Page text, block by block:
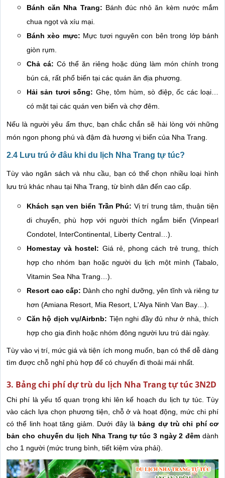
Bánh căn Nha Trang: Bánh đúc nhỏ ăn kèm nước mắm
chua ngọt và xíu mại.
Bánh xèo mực: Mực tươi nguyên con bên trong lớp bánh
giòn rụm.
Chả cá: Có thể ăn riêng hoặc dùng làm món chính trong
bún cá, rất phổ biến tại các quán ăn địa phương.
Hải sản tươi sống: Ghẹ, tôm hùm, sò điệp, ốc các loại…
có mặt tại các quán ven biển và chợ đêm.
Nếu là người yêu ẩm thực, bạn chắc chắn sẽ hài lòng với những
món ngon phong phú và đậm đà hương vị biển của Nha Trang.
2.4 Lưu trú ở đâu khi du lịch Nha Trang tự túc?
Tùy vào ngân sách và nhu cầu, bạn có thể chọn nhiều loại hình
lưu trú khác nhau tại Nha Trang, từ bình dân đến cao cấp.
Khách sạn ven biển Trần Phú: Vị trí trung tâm, thuận tiện
di chuyển, phù hợp với người thích ngắm biển (Vinpearl
Condotel, InterContinental, Liberty Central…).
Homestay và hostel: Giá rẻ, phong cách trẻ trung, thích
hợp cho nhóm bạn hoặc người du lịch một mình (Tabalo,
Vitamin Sea Nha Trang…).
Resort cao cấp: Dành cho nghỉ dưỡng, yên tĩnh và riêng tư
hơn (Amiana Resort, Mia Resort, L'Alya Ninh Van Bay…).
Căn hộ dịch vụ/Airbnb: Tiện nghi đầy đủ như ở nhà, thích
hợp cho gia đình hoặc nhóm đông người lưu trú dài ngày.
Tùy vào vị trí, mức giá và tiện ích mong muốn, bạn có thể dễ dàng
tìm được chỗ nghỉ phù hợp để có chuyến đi thoải mái nhất.
3. Bảng chi phí dự trù du lịch Nha Trang tự túc 3N2D
Chi phí là yếu tố quan trọng khi lên kế hoạch du lịch tự túc. Tùy
vào cách lựa chọn phương tiện, chỗ ở và hoạt động, mức chi phí
có thể linh hoạt tăng giảm. Dưới đây là bảng dự trù chi phí cơ
bản cho chuyến du lịch Nha Trang tự túc 3 ngày 2 đêm dành
cho 1 người (mức trung bình, tiết kiệm vừa phải).